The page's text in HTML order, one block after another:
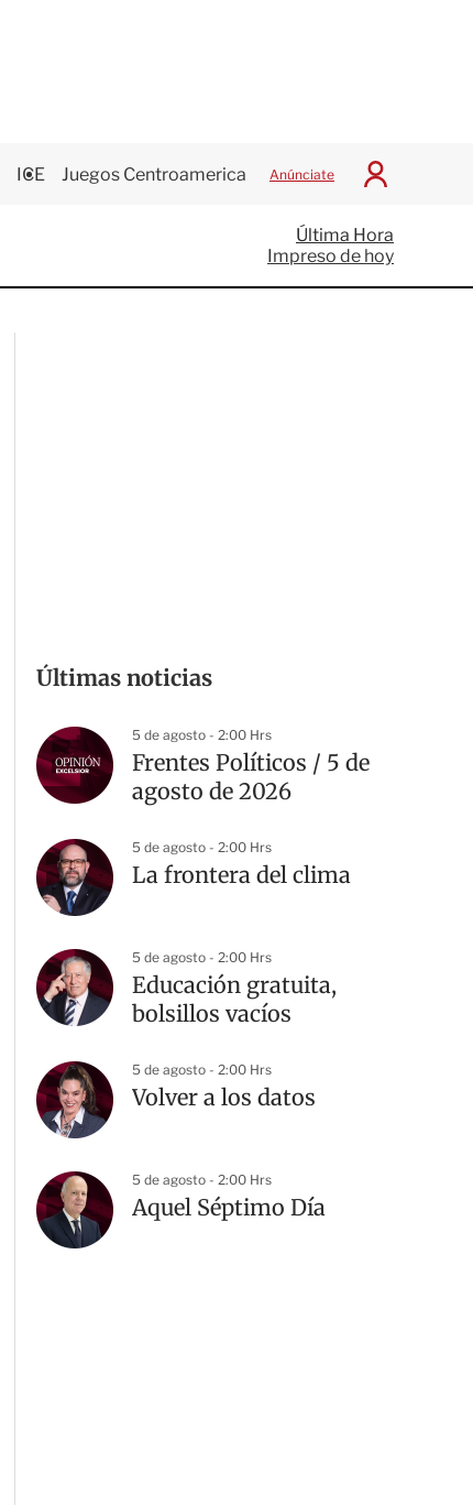
ICE Juegos CentroamericanosAnúnciate
I
c
i
a
Última Hora
Impreso de hoy
Últimas noticias
5 de agosto - 2:00 Hrs
Frentes Políticos / 5 de
agosto de 2026
5 de agosto - 2:00 Hrs
La frontera del clima
5 de agosto - 2:00 Hrs
Educación gratuita,
bolsillos vacíos
5 de agosto - 2:00 Hrs
Volver a los datos
5 de agosto - 2:00 Hrs
Aquel Séptimo Día